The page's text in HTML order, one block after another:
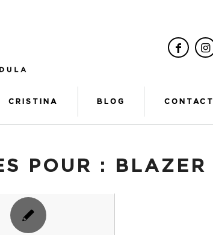
CRISTINA BLOG CONTACT
POUR : BLAZER